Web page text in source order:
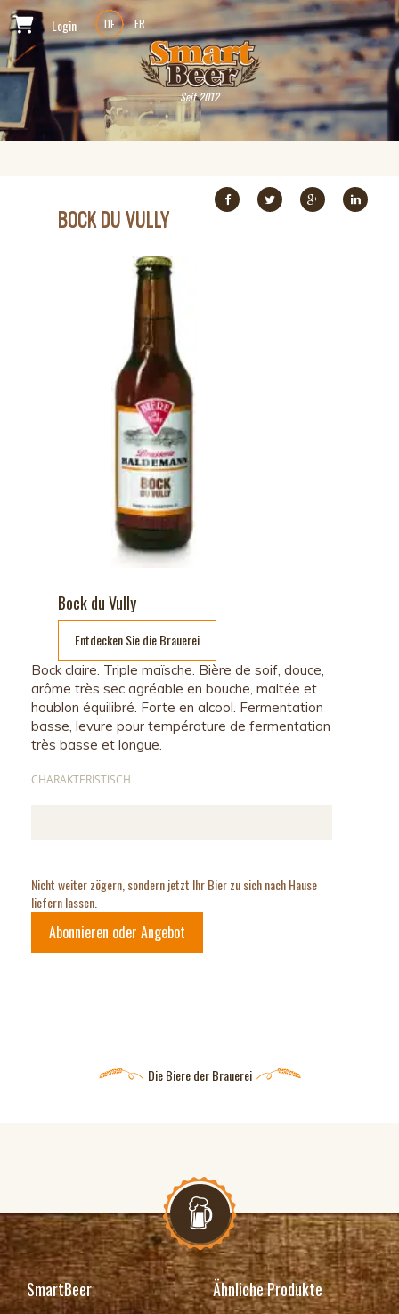
Login DE FR
Seit 2012
BOCK DU VULLY
Bock du Vully
Entdecken Sie die Brauerei
Bock claire. Triple maïsche. Bière de soif, douce,
arôme très sec agréable en bouche, maltée et
houblon équilibré. Forte en alcool. Fermentation
basse, levure pour température de fermentation
très basse et longue.
CHARAKTERISTISCH
Nicht weiter zögern, sondern jetzt Ihr Bier zu sich nach Hause
liefern lassen.
Abonnieren oder Angebot
Die Biere der Brauerei
SmartBeer
Ähnliche Produkte